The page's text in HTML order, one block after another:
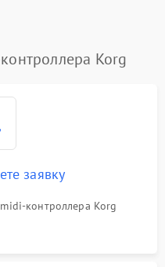
Korg
заявку
контроллера Korg